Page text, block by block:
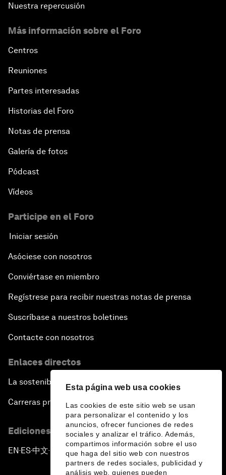
Esta página web usa cookies
Las cookies de este sitio web se usan
para personalizar el contenido y los
anuncios, ofrecer funciones de redes
sociales y analizar el tráfico. Además,
compartimos información sobre el uso
que haga del sitio web con nuestros
partners de redes sociales, publicidad y
análisis web, quienes pueden
Nuestra repercusión
Más información sobre el Foro
Centros
Reuniones
Partes interesadas
Historias del Foro
Notas de prensa
Galería de fotos
Pódcast
Vídeos
Participe en el Foro
Iniciar sesión
Asóciese con nosotros
Conviértase en miembro
Regístrese para recibir nuestras notas de prensa
Suscríbase a nuestros boletines
Contacte con nosotros
Enlaces directos
La sostenibilidad en el Foro
Carreras profesionales
Ediciones en otros idiomas
EN ▪ES▪中文▪ 日本語